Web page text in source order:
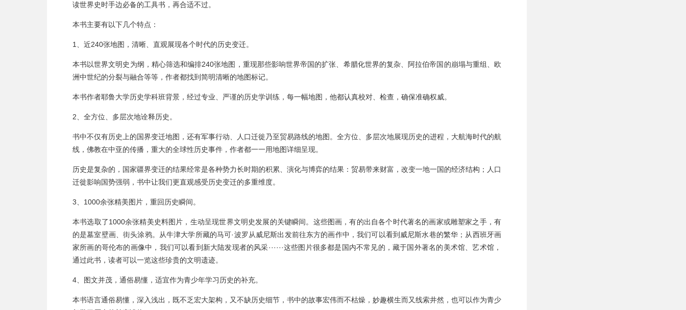
读世界史时手边必备的工具书，再合适不过。
本书主要有以下几个特点：
1、 近240张地图，清晰、直观展现各个时代的历史变迁。
本书以世界文明史为纲，精心筛选和编排240张地图，重现那些影响世界帝国的扩张、希腊化世界的复杂、阿拉伯帝国的崩塌与重组、欧
洲中世纪的分裂与融合等等，作者都找到简明清晰的地图标记。
本书作者耶鲁大学历史学科班背景，经过专业、严谨的历史学训练，每一幅地图，他都认真校对、检查，确保准确权威。
2、全方位、多层次地诠释历史。
书中不仅有历史上的国界变迁地图，还有军事行动、人口迁徙乃至贸易路线的地图。全方位、多层次地展现历史的进程，大航海时代的航
线，佛教在中亚的传播，重大的全球性历史事件，作者都一一用地图详细呈现。
历史是复杂的，国家疆界变迁的结果经常是各种势力长时期的积累、演化与博弈的结果 ：贸易带来财富，改变一地一国的经济结构；人口
迁徙影响国势强弱，书中让我们更直观感受历史变迁的多重维度。
3、1000余张精美图片，重回历史瞬间。
本书选取了1000余张精美史料图片，生动呈现世界文明史发展的关键瞬间。这些图画，有的出自各个时代著名的画家或雕塑家之手，有
的是墓室壁画、街头涂鸦。从牛津大学所藏的马可·波罗从威尼斯出发前往东方的画作中，我们可以看到威尼斯水巷的繁华；从西班牙画
家所画的哥伦布的画像中，我们可以看到新大陆发现者的风采······这些图片很多都是国内不常见的，藏于国外著名的美术馆、艺术馆，
通过此书，读者可以一览这些珍贵的文明遗迹。
4、图文并茂，通俗易懂，适宜作为青少年学习历史的补充。
本书语言通俗易懂，深入浅出，既不乏宏大架构，又不缺历史细节，书中的故事宏伟而不枯燥，妙趣横生而又线索井然，也可以作为青少